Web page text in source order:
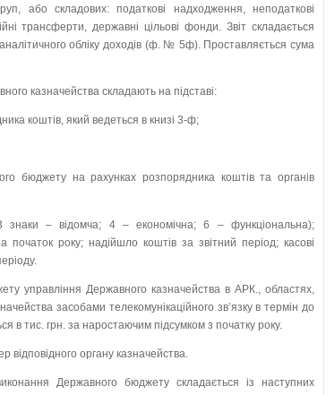
або складових: податкові надходження, неподаткові
трансферти, державні цільові фонди. Звіт складається
аналітичного обліку доходів (ф. № 5ф). Проставляється сума
казначейства складають на підставі:
коштів, який ведеться в книзі 3-ф;
бюджету на рахунках розпорядника коштів та органів
знаки – відомча; 4 – економічна; 6 – функціональна);
року; надійшло коштів за звітний період; касові
управління Державного казначейства в АРК., областях,
засобами телекомунікаційного зв’язку в термін до
в тис. грн. за наростаючим підсумком з початку року.
відповідного органу казначейства.
Державного бюджету складається із наступних